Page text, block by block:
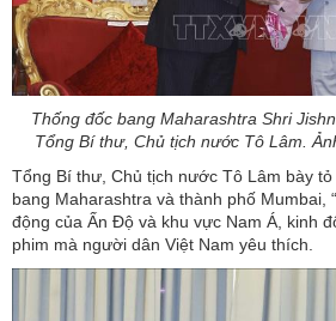
Thống đốc bang Maharashtra Shri
Tổng Bí thư, Chủ tịch nước Tô Lâm.
Tổng Bí thư, Chủ tịch nước Tô Lâm bày
bang Maharashtra và thành phố Mumbai,
động của Ấn Độ và khu vực Nam Á, kinh
phim mà người dân Việt Nam yêu thích.